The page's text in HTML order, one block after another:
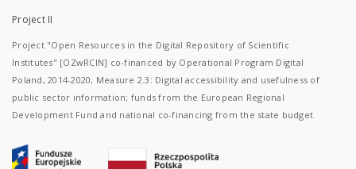
Project II
Project "Open Resources in the Digital Repository of Scientific
Institutes" [OZwRCIN] co-financed by Operational Program Digital
Poland, 2014-2020, Measure 2.3: Digital accessibility and usefulness of
public sector information; funds from the European Regional
Development Fund and national co-financing from the state budget.